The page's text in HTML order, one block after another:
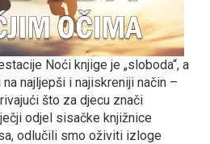
Noći knjige je „sloboda“, a
najljepši i najiskreniji način –
što za djecu znači
odjel sisačke knjižnice
odlučili smo oživiti izloge